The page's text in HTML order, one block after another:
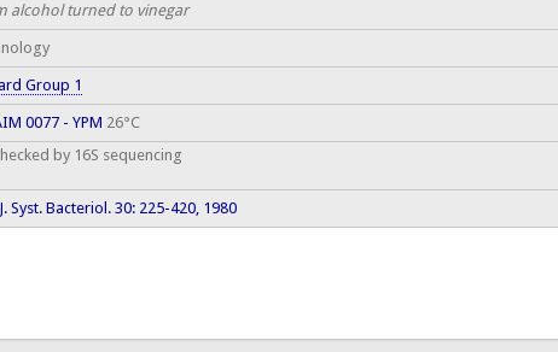
alcohol turned to vinegar
Group 1
0077 - YPM 26°C
by 16S sequencing
Syst. Bacteriol. 30: 225-420, 1980